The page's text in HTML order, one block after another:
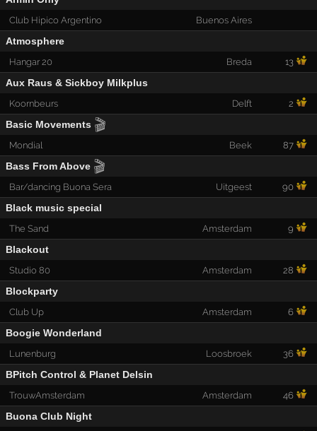
Club Hipico Argentino Buenos Aires
Atmosphere
Hangar 20 Breda 13
Aux Raus & Sickboy Milkplus
Koornbeurs Delft 2
Basic Movements 🎬
Mondial Beek 87
Bass From Above 🎬
Bar/dancing Buona Sera Uitgeest 90
Black music special
The Sand Amsterdam 9
Blackout
Studio 80 Amsterdam 28
Blockparty
Club Up Amsterdam 6
Boogie Wonderland
Lunenburg Loosbroek 36
BPitch Control & Planet Delsin
TrouwAmsterdam Amsterdam 46
Buona Club Night